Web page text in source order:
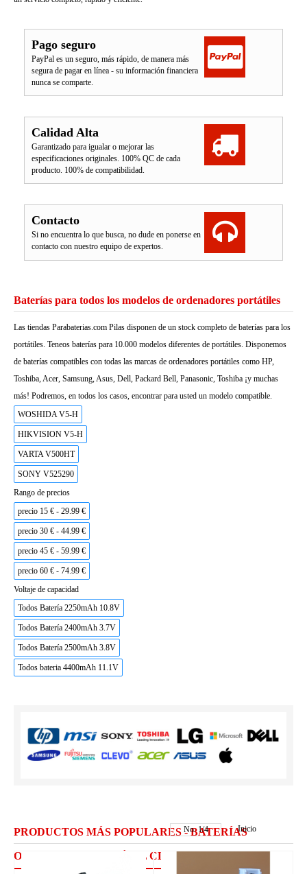
Pago seguro
PayPal es un seguro, más rápido, de manera más
segura de pagar en línea - su información financiera
nunca se comparte.
Calidad Alta
Garantizado para igualar o mejorar las
especificaciones originales. 100% QC de cada
producto. 100% de compatibilidad.
Contacto
Si no encuentra lo que busca, no dude en ponerse en
contacto con nuestro equipo de expertos.
Baterías para todos los modelos de ordenadores portátiles
Las tiendas Parabaterias.com Pilas disponen de un stock completo de baterías para los
portátiles. Teneos baterías para 10.000 modelos diferentes de portátiles. Disponemos
de baterías compatibles con todas las marcas de ordenadores portátiles como HP,
Toshiba, Acer, Samsung, Asus, Dell, Packard Bell, Panasonic, Toshiba ¡y muchas
más! Podremos, en todos los casos, encontrar para usted un modelo compatible.
WOSHIDA V5-H
HIKVISION V5-H
VARTA V500HT
SONY V525290
Rango de precios
precio 15 € - 29.99 €
precio 30 € - 44.99 €
precio 45 € - 59.99 €
precio 60 € - 74.99 €
Voltaje de capacidad
Todos Batería 2250mAh 10.8V
Todos Batería 2400mAh 3.7V
Todos Batería 2500mAh 3.8V
Todos bateria 4400mAh 11.1V
PRODUCTOS MÁS POPULARES - BATERÍAS
ORDENADOR PORTÁTIL CLEVO
No.1/4 Inicio